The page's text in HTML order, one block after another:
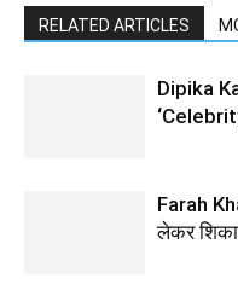
RELATED ARTICLES
Dipika
Farah
लेकर